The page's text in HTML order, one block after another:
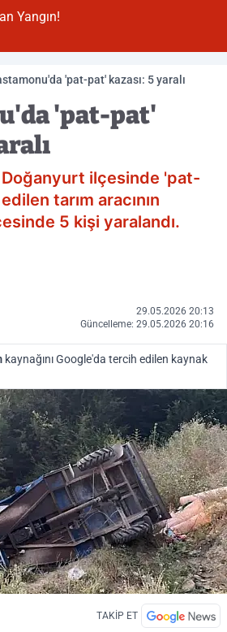
'pat-pat' kazası: 5 yaralı
'pat-pat'
ilçesinde 'pat-
tarım aracının
5 kişi yaralandı.
29.05.2026 20:13
Güncelleme: 29.05.2026 20:16
kaynağını Google'da tercih edilen kaynak
TAKİP ET